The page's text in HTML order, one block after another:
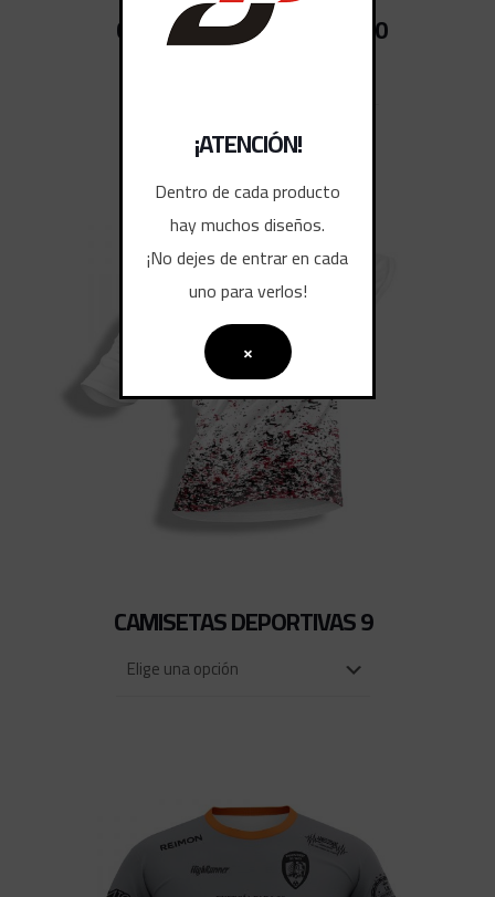
CAMISETAS DEPORTIVAS 10
CAMISETAS DEPORTIVAS 9
¡ATENCIÓN!
Dentro de cada producto
hay muchos diseños.
¡No dejes de entrar en cada
uno para verlos!
×